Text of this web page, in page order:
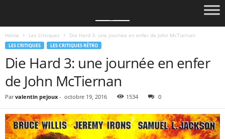
Home Les Critiques Die Hard 3: une journée en enfer de John McTiernan
LES CRITIQUES LES CRITIQUES RÉTRO
Die Hard 3: une journée en enfer
de John McTiernan
Par valentin pejoux - octobre 19, 2016 1534 0